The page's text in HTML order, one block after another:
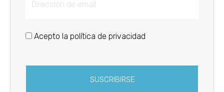
Acepto la política de privacidad
SUSCRIBIRSE